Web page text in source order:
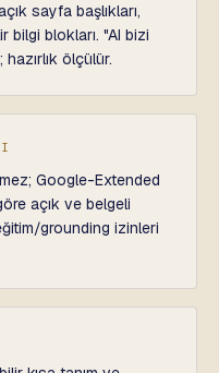
sayfa başlıkları,
bilgi blokları. "AI bizi
ölçülür.
Google-Extended
açık ve belgeli
grounding izinleri